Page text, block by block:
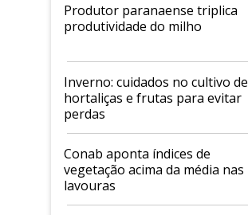
Produtor paranaense triplica
produtividade do milho
Inverno: cuidados no cultivo de
hortaliças e frutas para evitar
perdas
Conab aponta índices de
vegetação acima da média nas
lavouras